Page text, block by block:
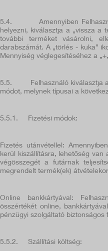
5.4.
Amennyiben
helyezni, kiválasztja a „vissza a
további terméket vásárolni,
darabszámát. A „törlés - kuka”
Mennyiség véglegesítéséhez a
5.5.
Felhasználó kiválasztja
módot, melynek típusai a
5.5.1. Fizetési módok:
Fizetés utánvétellel:
kerül kiszállításra, lehetőség van
végösszegét a futárnak
megrendelt termék(ek)
Online bankkártyával:
összértékét online,
pénzügyi szolgáltató biztonságos
5.5.2. Szállítási költség: